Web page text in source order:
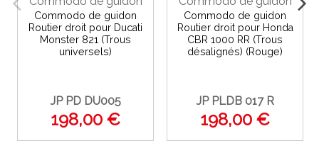
Commodo de guidon
Routier droit pour Ducati
Monster 821 (Trous
universels)
JP PD DU005
198,00 €
Commodo de guidon
Routier droit pour Honda
CBR 1000 RR (Trous
désalignés) (Rouge)
JP PLDB 017 R
198,00 €